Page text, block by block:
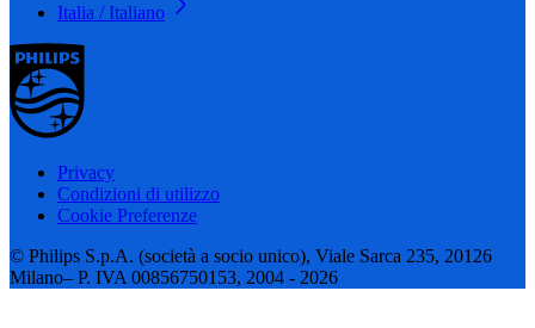
Italia / Italiano
Privacy
Condizioni di utilizzo
Cookie Preferenze
© Philips S.p.A. (società a socio unico), Viale Sarca 235, 20126
Milano– P. IVA 00856750153, 2004 - 2026